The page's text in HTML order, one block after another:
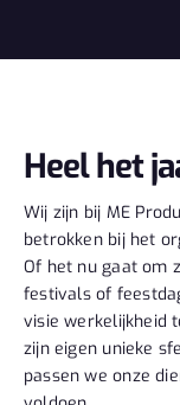
Heel het
Wij zijn bij ME
betrokken bij het
Of het nu gaat om
festivals of
visie werkelijkheid
zijn eigen unieke
passen we onze